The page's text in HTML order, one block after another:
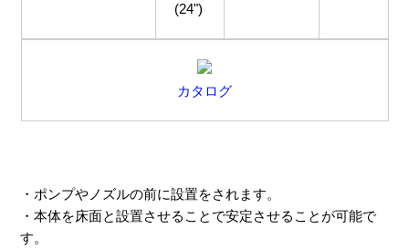
(24")
カタログ
・ポンプやノズルの前に設置をされます。
・本体を床面と設置させることで安定させることが可能で
す。